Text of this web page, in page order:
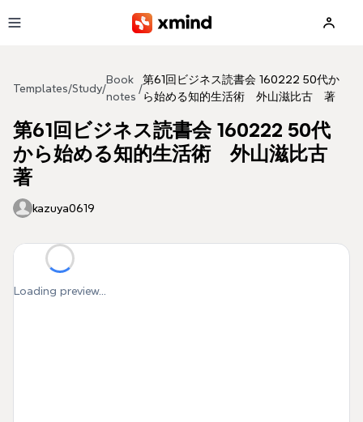
Templates/Study/
Book
notes
/
第61回ビジネス読書会 160222 50代か
ら始める知的生活術 外山滋比古 著
第61回ビジネス読書会 160222 50代
から始める知的生活術 外山滋比古
著
kazuya0619
Loading preview...